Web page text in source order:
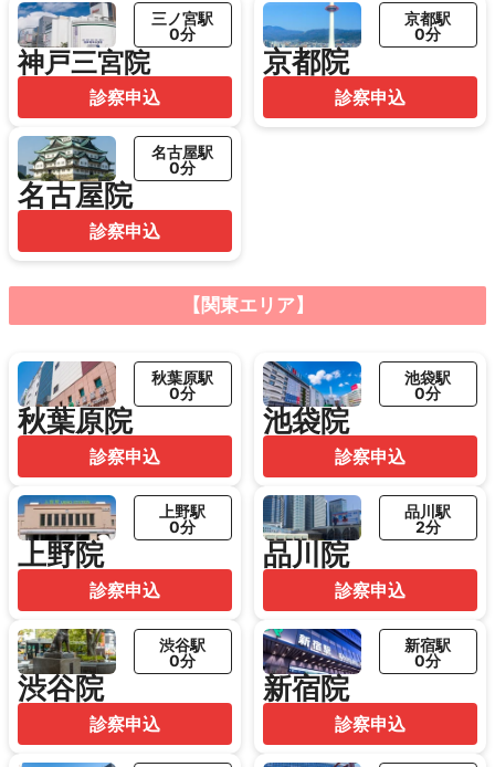
神戸三宮院
三ノ宮駅
0分
診察申込
京都院
京都駅
0分
診察申込
名古屋院
名古屋駅
0分
診察申込
【関東エリア】
秋葉原院
秋葉原駅
0分
診察申込
池袋院
池袋駅
0分
診察申込
上野院
上野駅
0分
診察申込
品川院
品川駅
2分
診察申込
渋谷院
渋谷駅
0分
診察申込
新宿院
新宿駅
0分
診察申込